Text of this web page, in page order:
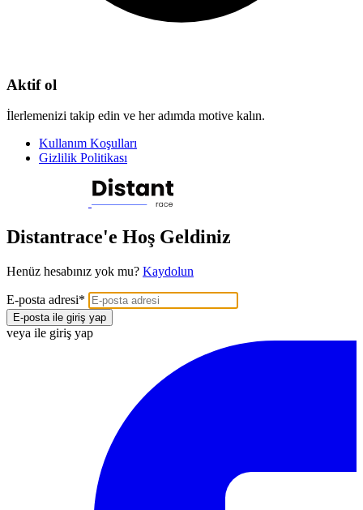
Aktif ol
İlerlemenizi takip edin ve her adımda motive kalın.
Kullanım Koşulları
Gizlilik Politikası
Distantrace'e Hoş Geldiniz
Henüz hesabınız yok mu? Kaydolun
E-posta adresi*
E-posta ile giriş yap
veya ile giriş yap